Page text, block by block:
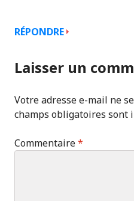
RÉPONDRE
Laisser un
Votre adresse e-mail ne
champs obligatoires sont
Commentaire*